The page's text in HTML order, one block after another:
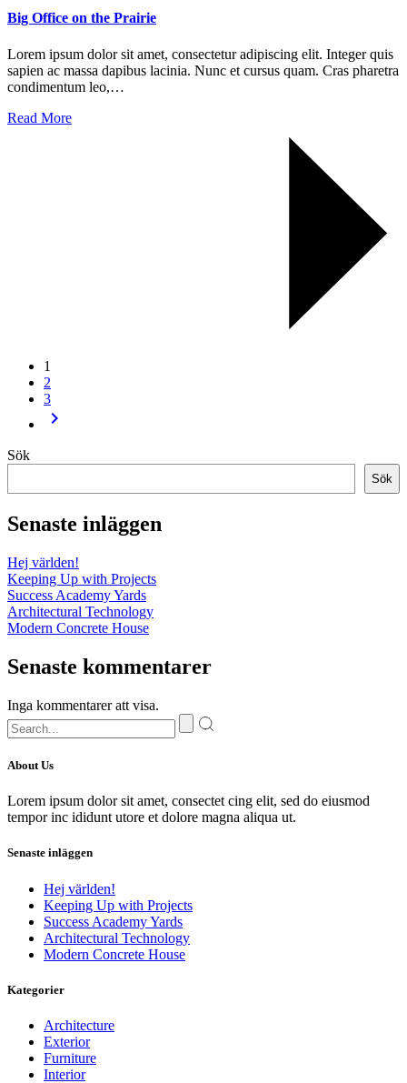
Big Office on the Prairie
Lorem ipsum dolor sit amet, consectetur adipiscing elit. Integer quis
sapien ac massa dapibus lacinia. Nunc et cursus quam. Cras pharetra
condimentum leo,…
Read More
1
2
3
keyboard_arrow_right
Sök
Sök
Senaste inläggen
Hej världen!
Keeping Up with Projects
Success Academy Yards
Architectural Technology
Modern Concrete House
Senaste kommentarer
Inga kommentarer att visa.
About Us
Lorem ipsum dolor sit amet, consectet cing elit, sed do eiusmod
tempor inc ididunt utore et dolore magna aliqua ut.
Senaste inläggen
Hej världen!
Keeping Up with Projects
Success Academy Yards
Architectural Technology
Modern Concrete House
Kategorier
Architecture
Exterior
Furniture
Interior